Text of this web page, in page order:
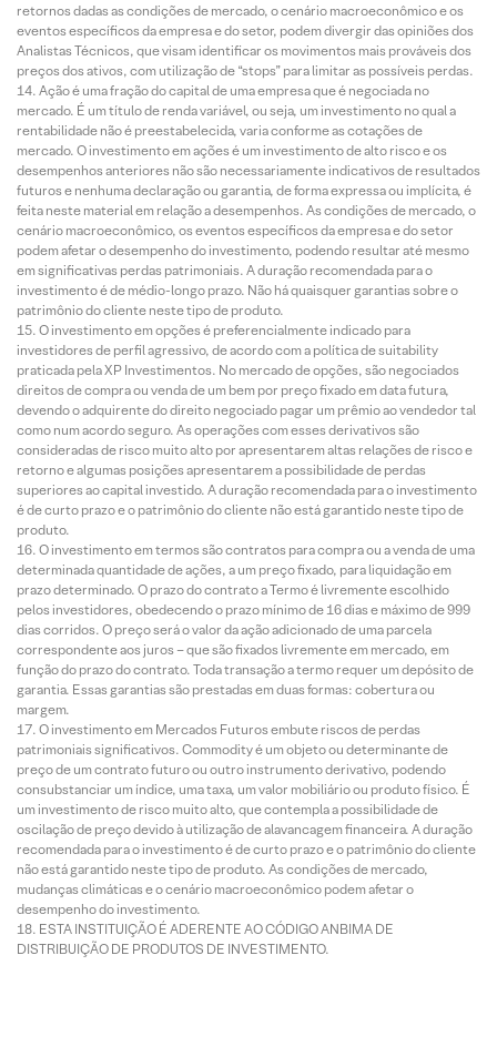
retornos dadas as condições de mercado, o cenário macroeconômico e os
eventos específicos da empresa e do setor, podem divergir das opiniões dos
Analistas Técnicos, que visam identificar os movimentos mais prováveis dos
preços dos ativos, com utilização de “stops” para limitar as possíveis perdas.
Ação é uma fração do capital de uma empresa que é negociada no
mercado. É um título de renda variável, ou seja, um investimento no qual a
rentabilidade não é preestabelecida, varia conforme as cotações de
mercado. O investimento em ações é um investimento de alto risco e os
desempenhos anteriores não são necessariamente indicativos de resultados
futuros e nenhuma declaração ou garantia, de forma expressa ou implícita, é
feita neste material em relação a desempenhos. As condições de mercado, o
cenário macroeconômico, os eventos específicos da empresa e do setor
podem afetar o desempenho do investimento, podendo resultar até mesmo
em significativas perdas patrimoniais. A duração recomendada para o
investimento é de médio-longo prazo. Não há quaisquer garantias sobre o
patrimônio do cliente neste tipo de produto.
O investimento em opções é preferencialmente indicado para
investidores de perfil agressivo, de acordo com a política de suitability
praticada pela XP Investimentos. No mercado de opções, são negociados
direitos de compra ou venda de um bem por preço fixado em data futura,
devendo o adquirente do direito negociado pagar um prêmio ao vendedor tal
como num acordo seguro. As operações com esses derivativos são
consideradas de risco muito alto por apresentarem altas relações de risco e
retorno e algumas posições apresentarem a possibilidade de perdas
superiores ao capital investido. A duração recomendada para o investimento
é de curto prazo e o patrimônio do cliente não está garantido neste tipo de
produto.
O investimento em termos são contratos para compra ou a venda de uma
determinada quantidade de ações, a um preço fixado, para liquidação em
prazo determinado. O prazo do contrato a Termo é livremente escolhido
pelos investidores, obedecendo o prazo mínimo de 16 dias e máximo de 999
dias corridos. O preço será o valor da ação adicionado de uma parcela
correspondente aos juros – que são fixados livremente em mercado, em
função do prazo do contrato. Toda transação a termo requer um depósito de
garantia. Essas garantias são prestadas em duas formas: cobertura ou
margem.
O investimento em Mercados Futuros embute riscos de perdas
patrimoniais significativos. Commodity é um objeto ou determinante de
preço de um contrato futuro ou outro instrumento derivativo, podendo
consubstanciar um índice, uma taxa, um valor mobiliário ou produto físico. É
um investimento de risco muito alto, que contempla a possibilidade de
oscilação de preço devido à utilização de alavancagem financeira. A duração
recomendada para o investimento é de curto prazo e o patrimônio do cliente
não está garantido neste tipo de produto. As condições de mercado,
mudanças climáticas e o cenário macroeconômico podem afetar o
desempenho do investimento.
ESTA INSTITUIÇÃO É ADERENTE AO CÓDIGO ANBIMA DE
DISTRIBUIÇÃO DE PRODUTOS DE INVESTIMENTO.